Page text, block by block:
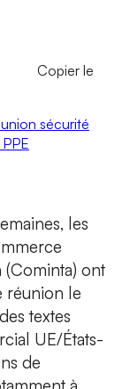
Copier le
sécurité
PPE
les
ont
réunion le
textes
UE/États-
de